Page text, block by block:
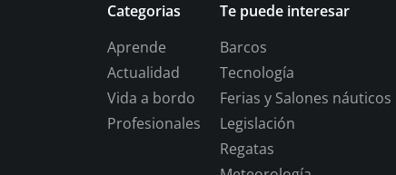
Categorias
Aprende
Actualidad
Vida a bordo
Profesionales
Te puede interesar
Barcos
Tecnología
Ferias y Salones náuticos
Legislación
Regatas